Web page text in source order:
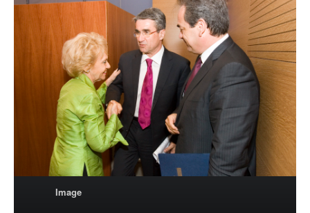
Image